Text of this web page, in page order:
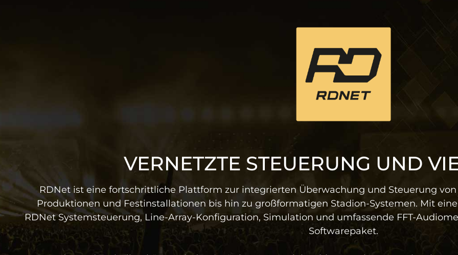
VERNETZTE STEUERUNG UND
RDNet ist eine fortschrittliche Plattform zur integrierten Überwachung und Steuerung
Produktionen und Festinstallationen bis hin zu großformatigen Stadion-Systemen. Mit
RDNet Systemsteuerung, Line-Array-Konfiguration, Simulation und umfassende FFT-
Softwarepaket.